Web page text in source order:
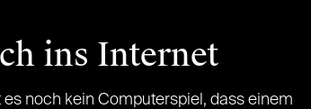
ins Internet
es noch kein Computerspiel, dass einem